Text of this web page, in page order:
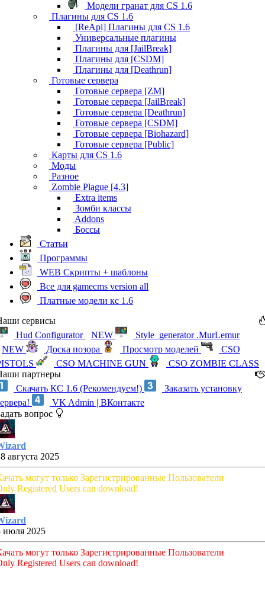
Модели гранат для CS 1.6
Плагины для CS 1.6
[ReApi] Плагины для CS 1.6
Универсальные плагины
Плагины для [JailBreak]
Плагины для [CSDM]
Плагины для [Deathrun]
Готовые сервера
Готовые сервера [ZM]
Готовые сервера [JailBreak]
Готовые сервера [Deathrun]
Готовые сервера [CSDM]
Готовые сервера [Biohazard]
Готовые сервера [Public]
Карты для CS 1.6
Моды
Разное
Zombie Plague [4.3]
Extra items
Зомби классы
Addons
Боссы
Статьи
Программы
WEB Скрипты + шаблоны
Все для gamecms version all
Платные модели кс 1.6
сервисы
Hud Configurator
NEW
Style_generator .MurLemur
NEW
Доска позора Просмотр моделей
CSO
CSO MACHINE GUN
CSO ZOMBIE CLASS
партнеры
Скачать КС 1.6 (Рекомендуем!)
Заказать установку
VK Admin | ВКонтакте
вопрос
августа 2025
могут только Зарегистрированные Пользователи
Registered Users can download!
июля 2025
могут только Зарегистрированные Пользователи
Registered Users can download!